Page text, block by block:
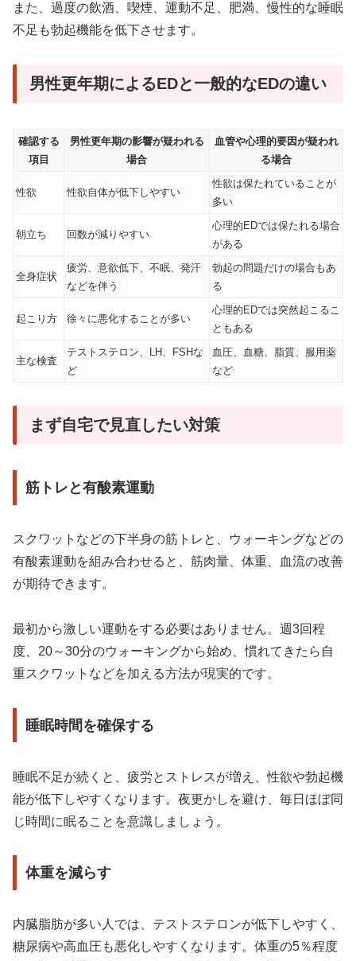
また、過度の飲酒、喫煙、運動不足、肥満、慢性的な睡眠
不足も勃起機能を低下させます。
男性更年期によるEDと一般的なEDの違い
確認する
項目
男性更年期の影響が疑われる
場合
血管や心理的要因が疑われ
る場合
性欲 性欲自体が低下しやすい
性欲は保たれていることが
多い
朝立ち 回数が減りやすい
心理的EDでは保たれる場合
がある
全身症状
疲労、意欲低下、不眠、発汗
などを伴う
勃起の問題だけの場合もあ
る
起こり方 徐々に悪化することが多い
心理的EDでは突然起こるこ
ともある
主な検査
テストステロン、LH、FSHな
ど
血圧、血糖、脂質、服用薬
など
まず自宅で見直したい対策
筋トレと有酸素運動
スクワットなどの下半身の筋トレと、ウォーキングなどの
有酸素運動を組み合わせると、筋肉量、体重、血流の改善
が期待できます。
最初から激しい運動をする必要はありません。週3回程
度、20～30分のウォーキングから始め、慣れてきたら自
重スクワットなどを加える方法が現実的です。
睡眠時間を確保する
睡眠不足が続くと、疲労とストレスが増え、性欲や勃起機
能が低下しやすくなります。夜更かしを避け、毎日ほぼ同
じ時間に眠ることを意識しましょう。
体重を減らす
内臓脂肪が多い人では、テストステロンが低下しやすく、
糖尿病や高血圧も悪化しやすくなります。体重の5％程度